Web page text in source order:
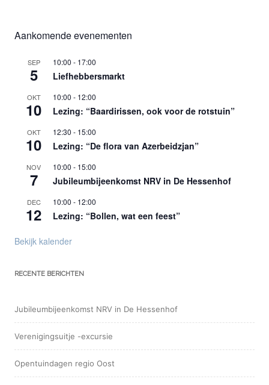
Aankomende evenementen
SEP
5
10:00 - 17:00
Liefhebbersmarkt
OKT
10
10:00 - 12:00
Lezing: “Baardirissen, ook voor de rotstuin”
OKT
10
12:30 - 15:00
Lezing: “De flora van Azerbeidzjan”
NOV
7
10:00 - 15:00
Jubileumbijeenkomst NRV in De Hessenhof
DEC
12
10:00 - 12:00
Lezing: “Bollen, wat een feest”
Bekijk kalender
RECENTE BERICHTEN
Jubileumbijeenkomst NRV in De Hessenhof
Verenigingsuitje -excursie
Opentuindagen regio Oost